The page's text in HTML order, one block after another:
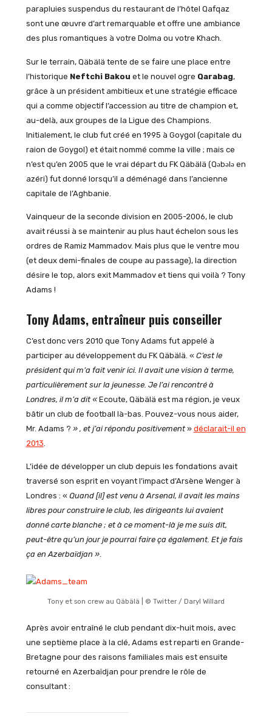
parapluies suspendus du restaurant de l’hôtel Qafqaz
sont une œuvre d’art remarquable et offre une ambiance
des plus romantiques à votre Dolma ou votre Khach.
Sur le terrain, Qäbälä tente de se faire une place entre
l’historique Neftchi Bakou et le nouvel ogre Qarabag,
grâce à un président ambitieux et une stratégie efficace
qui a comme objectif l’accession au titre de champion et,
au-delà, aux groupes de la Ligue des Champions.
Initialement, le club fut créé en 1995 à Goygol (capitale du
raion de Goygol) et était nommé comme la ville ; mais ce
n’est qu’en 2005 que le vrai départ du FK Qäbälä (Qəbələ en
azéri) fut donné lorsqu’il a déménagé dans l’ancienne
capitale de l’Aghbanie.
Vainqueur de la seconde division en 2005-2006, le club
avait réussi à se maintenir au plus haut échelon sous les
ordres de Ramiz Mammadov. Mais plus que le ventre mou
(et deux demi-finales de coupe au passage), la direction
désire le top, alors exit Mammadov et tiens qui voilà ? Tony
Adams !
Tony Adams, entraîneur puis conseiller
C’est donc vers 2010 que Tony Adams fut appelé à
participer au développement du FK Qäbälä. « C’est le
président qui m’a fait venir ici. Il avait une vision à terme,
particulièrement sur la jeunesse. Je l’ai rencontré à
Londres, il m’a dit « Ecoute, Qäbälä est ma région, je veux
bâtir un club de football là-bas. Pouvez-vous nous aider,
Mr. Adams ? » , et j’ai répondu positivement» déclarait-il en
2013.
L’idée de développer un club depuis les fondations avait
traversé son esprit en voyant l’impact d’Arsène Wenger à
Londres : « Quand [il] est venu à Arsenal, il avait les mains
libres pour construire le club, les dirigeants lui avaient
donné carte blanche ; et à ce moment-là je me suis dit,
peut-être qu’un jour je pourrai faire ça également. Et je fais
ça en Azerbaïdjan ».
Tony et son crew au Qäbälä | © Twitter / Daryl Willard
Après avoir entraîné le club pendant dix-huit mois, avec
une septième place à la clé, Adams est reparti en Grande-
Bretagne pour des raisons familiales mais est ensuite
retourné en Azerbaïdjan pour prendre le rôle de
consultant :